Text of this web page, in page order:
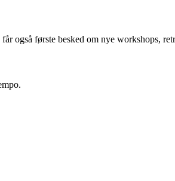
også første besked om nye workshops,